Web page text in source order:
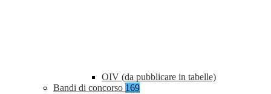
OIV (da pubblicare in tabelle)
Bandi di concorso 169